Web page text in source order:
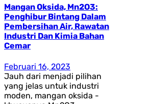
Mangan Oksida, Mn2O3:
Penghibur Bintang Dalam
Pembersihan Air, Rawatan
Industri Dan Kimia Bahan
Cemar
Februari 16, 2023
Jauh dari menjadi pilihan
yang jelas untuk industri
moden, mangan oksida -